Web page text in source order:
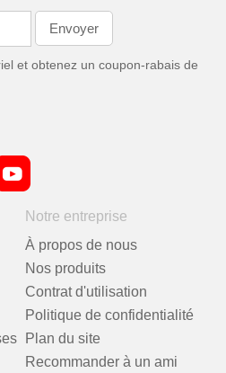
et obtenez un coupon-rabais de
Notre entreprise
À propos de nous
Nos produits
Contrat d'utilisation
Politique de confidentialité
Plan du site
Recommander à un ami